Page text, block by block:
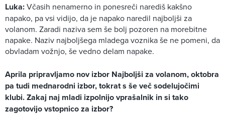
Luka:Včasih nenamerno in ponesreči narediš kakšno
napako, pa vsi vidijo, da je napako naredil najboljši za
volanom. Zaradi naziva sem še bolj pozoren na morebitne
napake. Naziv najboljšega mladega voznika še ne pomeni, da
obvladam vožnjo, še vedno delam napake.
Aprila pripravljamo nov izbor Najboljši za volanom, oktobra
pa tudi mednarodni izbor, tokrat s še več sodelujočimi
klubi. Zakaj naj mladi izpolnijo vprašalnik in si tako
zagotovijo vstopnico za izbor?